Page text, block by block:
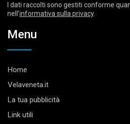
I dati raccolti sono gestiti conforme
nell’informativa sulla privacy.
Menu
Home
Velaveneta.it
La tua pubblicità
Link utili